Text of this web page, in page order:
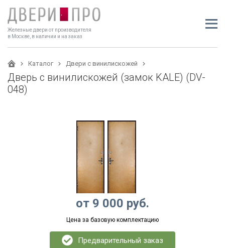
Железные двери от производителя
в Москве, в наличии и на заказ
Каталог Двери с винилискожей
Дверь с винилискожей (замок KALE) (DV-
048)
от 9 000 руб.
Цена за базовую комплектацию
Предварительный заказ